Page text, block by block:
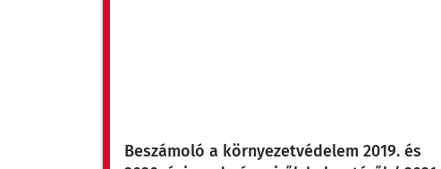
Beszámoló a környezetvédelem 2019. és